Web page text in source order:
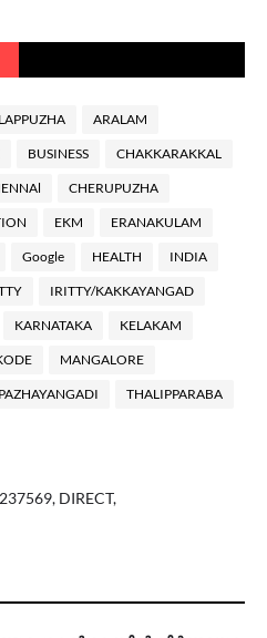
ARALAM
BUSINESS CHAKKARAKKAL
CHERUPUZHA
EKM ERANAKULAM
Google HEALTH INDIA
IRITTY/KAKKAYANGAD
KARNATAKA KELAKAM
MANGALORE
PAZHAYANGADI THALIPPARABA
DIRECT,